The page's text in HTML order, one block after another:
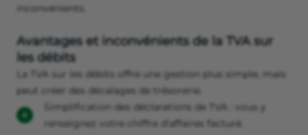
inconvénients.
Avantages et inconvénients de la TVA sur
les débits
La TVA sur les débits offre une gestion plus simple, mais
peut créer des décalages de trésorerie.
Simplification des déclarations de TVA : vous y
renseignez votre chiffre d’affaires facturé.